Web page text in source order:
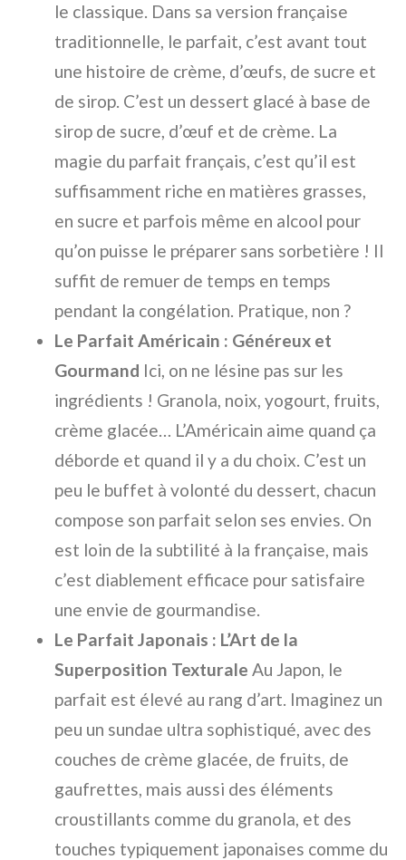
le classique. Dans sa version française
traditionnelle, le parfait, c’est avant tout
une histoire de crème, d’œufs, de sucre et
de sirop. C’est un dessert glacé à base de
sirop de sucre, d’œuf et de crème. La
magie du parfait français, c’est qu’il est
suffisamment riche en matières grasses,
en sucre et parfois même en alcool pour
qu’on puisse le préparer sans sorbetière ! Il
suffit de remuer de temps en temps
pendant la congélation. Pratique, non ?
Le Parfait Américain : Généreux et
Gourmand Ici, on ne lésine pas sur les
ingrédients ! Granola, noix, yogourt, fruits,
crème glacée… L’Américain aime quand ça
déborde et quand il y a du choix. C’est un
peu le buffet à volonté du dessert, chacun
compose son parfait selon ses envies. On
est loin de la subtilité à la française, mais
c’est diablement efficace pour satisfaire
une envie de gourmandise.
Le Parfait Japonais : L’Art de la
Superposition Texturale Au Japon, le
parfait est élevé au rang d’art. Imaginez un
peu un sundae ultra sophistiqué, avec des
couches de crème glacée, de fruits, de
gaufrettes, mais aussi des éléments
croustillants comme du granola, et des
touches typiquement japonaises comme du